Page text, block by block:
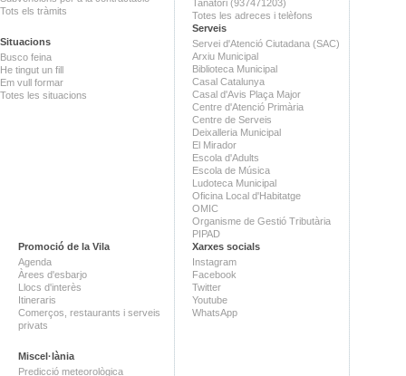
Tots els tràmits
Situacions
Busco feina
He tingut un fill
Em vull formar
Totes les situacions
Tanatori (937471203)
Totes les adreces i telèfons
Serveis
Servei d'Atenció Ciutadana (SAC)
Arxiu Municipal
Biblioteca Municipal
Casal Catalunya
Casal d'Avis Plaça Major
Centre d'Atenció Primària
Centre de Serveis
Deixalleria Municipal
El Mirador
Escola d'Adults
Escola de Música
Ludoteca Municipal
Oficina Local d'Habitatge
OMIC
Organisme de Gestió Tributària
PIPAD
Promoció de la Vila
Agenda
Àrees d'esbarjo
Llocs d'interès
Itineraris
Comerços, restaurants i serveis
privats
Miscel·lània
Predicció meteorològica
Xarxes socials
Instagram
Facebook
Twitter
Youtube
WhatsApp